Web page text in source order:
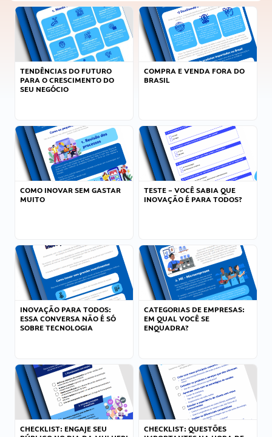
TENDÊNCIAS DO FUTURO
PARA O CRESCIMENTO DO
SEU NEGÓCIO
COMPRA E VENDA FORA DO
BRASIL
COMO INOVAR SEM GASTAR
MUITO
TESTE – VOCÊ SABIA QUE
INOVAÇÃO É PARA TODOS?
INOVAÇÃO PARA TODOS:
ESSA CONVERSA NÃO É SÓ
SOBRE TECNOLOGIA
CATEGORIAS DE EMPRESAS:
EM QUAL VOCÊ SE
ENQUADRA?
CHECKLIST: ENGAJE SEU
CHECKLIST: QUESTÕES